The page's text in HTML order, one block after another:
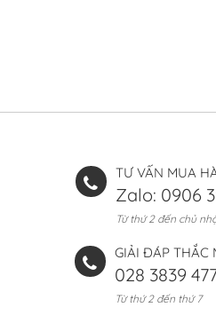
TƯ VẤN MUA
Zalo: 0906
Từ thứ 2 đến chủ
GIẢI ĐÁP THẮC
028 3839
Từ thứ 2 đến thứ 7